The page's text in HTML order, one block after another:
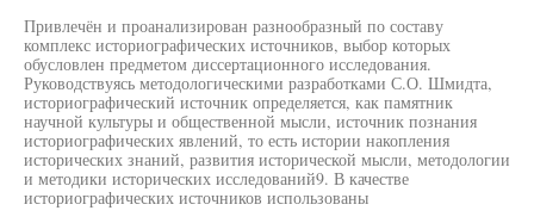
Привлечён и проанализирован разнообразный по составу
комплекс историографических источников, выбор которых
обусловлен предметом диссертационного исследования.
Руководствуясь методологическими разработками С.О. Шмидта,
историографический источник определяется, как памятник
научной культуры и общественной мысли, источник познания
историографических явлений, то есть истории накопления
исторических знаний, развития исторической мысли, методологии
и методики исторических исследований9. В качестве
историографических источников использованы